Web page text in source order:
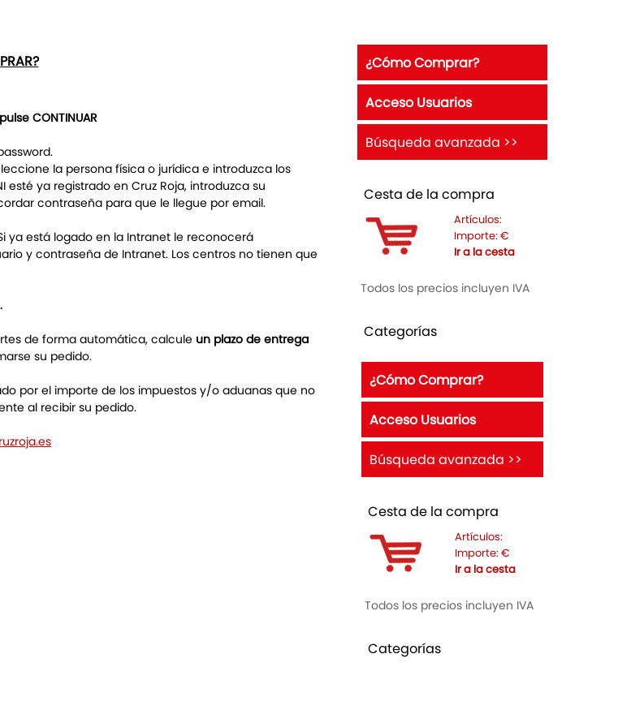
CONTINUAR
la persona física o jurídica e introduzca los
esté ya registrado en Cruz Roja, introduzca su
contraseña para que le llegue por email.
ya está logado en la Intranet le reconocerá
y contraseña de Intranet. Los centros no tienen que
de forma automática, calcule un plazo de entrega
su pedido.
por el importe de los impuestos y/o aduanas que no
al recibir su pedido.
¿Cómo Comprar?
Acceso Usuarios
Búsqueda avanzada >>
Cesta de la compra
Artículos:
Importe: €
Ir a la cesta
Todos los precios incluyen IVA
Categorías
¿Cómo Comprar?
Acceso Usuarios
Búsqueda avanzada >>
Cesta de la compra
Artículos:
Importe: €
Ir a la cesta
Todos los precios incluyen IVA
Categorías